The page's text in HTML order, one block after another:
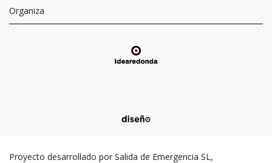
Organiza
Proyecto desarrollado por Salida de Emergencia SL,